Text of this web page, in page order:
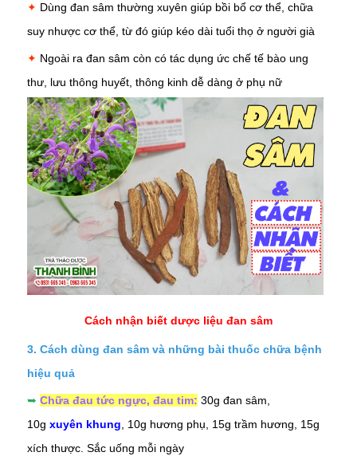
✦ Dùng đan sâm thường xuyên giúp bồi bổ cơ thể, chữa
suy nhược cơ thể, từ đó giúp kéo dài tuổi thọ ở người già
✦ Ngoài ra đan sâm còn có tác dụng ức chế tế bào ung
thư, lưu thông huyết, thông kinh dễ dàng ở phụ nữ
Cách nhận biết dược liệu đan sâm
3. Cách dùng đan sâm và những bài thuốc chữa bệnh
hiệu quả
➥ Chữa đau tức ngực, đau tim: 30g đan sâm,
10g xuyên khung, 10g hương phụ, 15g trầm hương, 15g
xích thược. Sắc uống mỗi ngày